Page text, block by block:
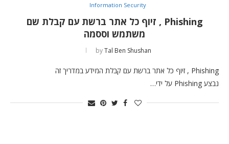
Information Security
Phishing , זיוף כל אתר ברשת עם קבלת שם
משתמש וססמה
byTal Ben Shushan
Phishing , זיוף כל אתר ברשת עם קבלת המידע במדריך זה
נבצע Phishing על ידי…